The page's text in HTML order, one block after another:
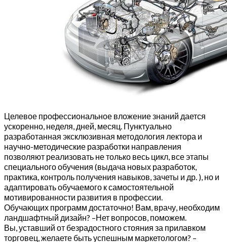
Целевое профессиональное вложение знаний дается
ускоренно, неделя, дней, месяц. Пунктуально
разработанная эксклюзивная методология лектора и
научно-методические разработки направления
позволяют реализовать не только весь цикл, все этапы
специального обучения (выдача новых разработок,
практика, контроль получения навыков, зачеты и др. ), но и
адаптировать обучаемого к самостоятельной
мотивированности развития в профессии.
Обучающих программ достаточно! Вам, врачу, необходим
ландшафтный дизайн? –Нет вопросов, поможем.
Вы, уставший от безрадостного стояния за прилавком
торговец, желаете быть успешным маркетологом? –